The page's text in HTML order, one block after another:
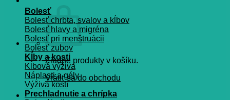
Žiadne produkty v košíku.
Vrátiť sa do obchodu
Košík
Bolesť
Bolesť chrbta, svalov a kĺbov
Bolesť hlavy a migréna
Bolesť pri menštruácii
Bolesť zubov
Kĺby a kosti
Kĺbová výživa
Náplasti a gély
Výživa kostí
Prechladnutie a chrípka